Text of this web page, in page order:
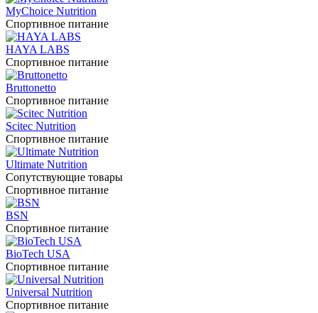
MyChoice Nutrition
Спортивное питание
HAYA LABS
Спортивное питание
Bruttonetto
Спортивное питание
Scitec Nutrition
Спортивное питание
Ultimate Nutrition
Сопутствующие товары
Спортивное питание
BSN
Спортивное питание
BioTech USA
Спортивное питание
Universal Nutrition
Спортивное питание